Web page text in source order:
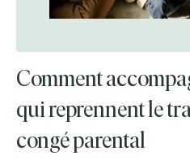
Comment
qui reprennent le
congé parental